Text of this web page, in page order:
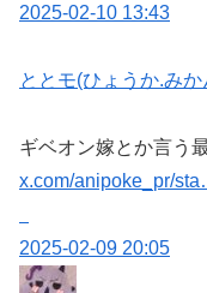
2025-02-10 13:43
ととモ(ひょうか.みか
ギベオン嫁とか言う
x.com/anipoke_pr/
2025-02-09 20:05